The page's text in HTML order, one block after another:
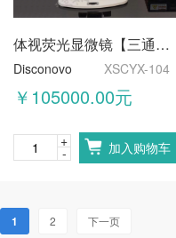
体视荧光显微镜【三通道】
Disconovo XSCYX-104
￥105000.00元
-
+ 加入购物车
1 2 下一页